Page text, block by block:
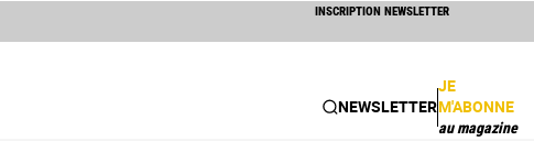
INSCRIPTION NEWSLETTER
NEWSLETTER
JE
M'ABONNE
au magazine